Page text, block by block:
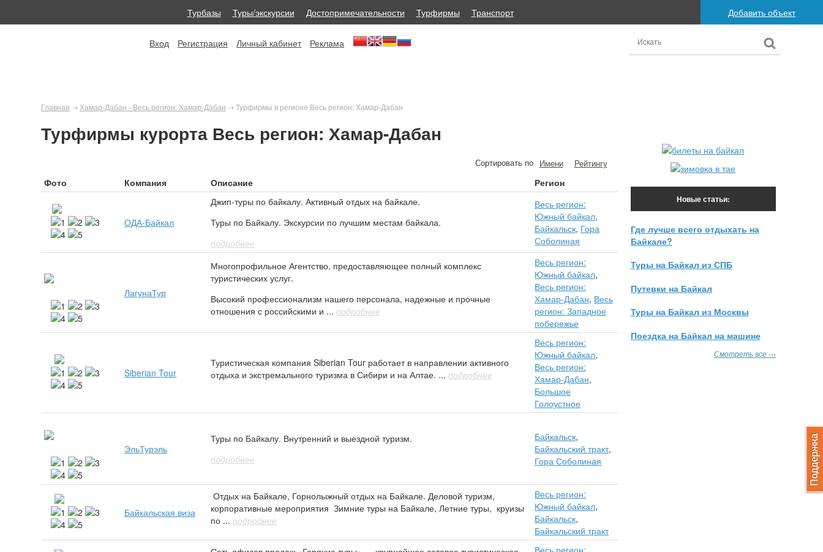
Добавить объект
Турбазы Туры/экскурсии Достопримечательности Турфирмы Транспорт
Вход Регистрация Личный кабинет Реклама
Главная ➝ Хамар-Дабан - Весь регион: Хамар-Дабан ➝ Турфирмы в регионе Весь регион: Хамар-Дабан
Турфирмы курорта Весь регион: Хамар-Дабан
Сортировать по Имени Рейтингу
Фото Компания Описание Регион
ОДА-Байкал
Джип-туры по байкалу. Активный отдых на байкале.
Туры по Байкалу. Экскурсии по лучшим местам байкала.
подробнее
Весь регион:
Южный байкал,
Байкальск, Гора
Соболиная
ЛагунаТур
Многопрофильное Агентство, предоставляющее полный комплекс
туристических услуг.
Высокий профессионализм нашего персонала, надежные и прочные
отношения с российскими и ... подробнее
Весь регион:
Южный байкал,
Весь регион:
Хамар-Дабан, Весь
регион: Западное
побережье
Siberian Tour
Туристическая компания Siberian Tour работает в направлении активного
отдыха и экстремального туризма в Сибири и на Алтае. ... подробнее
Весь регион:
Южный байкал,
Весь регион:
Хамар-Дабан,
Большое
Голоустное
ЭльТурэль
Туры по Байкалу. Внутренний и выездной туризм.
подробнее
Байкальск,
Байкальский тракт,
Гора Соболиная
Байкальская виза
Отдых на Байкале, Горнолыжный отдых на Байкале. Деловой туризм,
корпоративные мероприятия Зимние туры на Байкале, Летние туры, круизы
по ... подробнее
Весь регион:
Южный байкал,
Байкальск,
Байкальский тракт
Весь регион:
Новые статьи:
Где лучше всего отдыхать на
Байкале?
Туры на Байкал из СПБ
Путевки на Байкал
Туры на Байкал из Москвы
Поездка на Байкал на машине
Смотреть все ›››